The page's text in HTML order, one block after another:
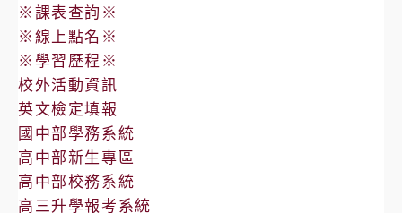
※課表查詢※
※線上點名※
※學習歷程※
校外活動資訊
英文檢定填報
國中部學務系統
高中部新生專區
高中部校務系統
高三升學報考系統